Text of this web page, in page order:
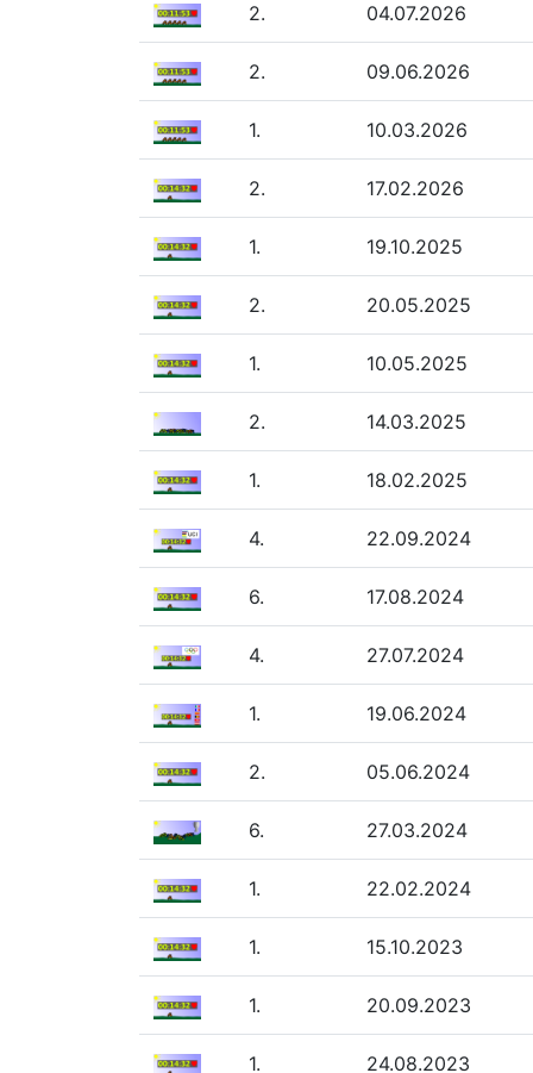
2. 04.07.2026
2. 09.06.2026
1. 10.03.2026
2. 17.02.2026
1. 19.10.2025
2. 20.05.2025
1. 10.05.2025
2. 14.03.2025
1. 18.02.2025
4. 22.09.2024
6. 17.08.2024
4. 27.07.2024
1. 19.06.2024
2. 05.06.2024
6. 27.03.2024
1. 22.02.2024
1. 15.10.2023
1. 20.09.2023
1. 24.08.2023